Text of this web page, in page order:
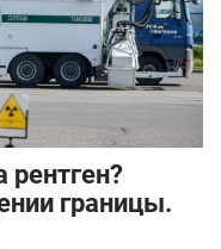
рентген?
границы.